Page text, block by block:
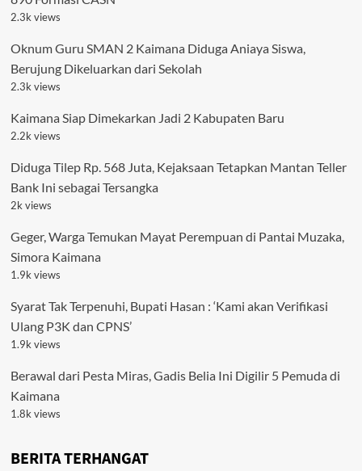
2.3k views
Oknum Guru SMAN 2 Kaimana Diduga Aniaya Siswa,
Berujung Dikeluarkan dari Sekolah
2.3k views
Kaimana Siap Dimekarkan Jadi 2 Kabupaten Baru
2.2k views
Diduga Tilep Rp. 568 Juta, Kejaksaan Tetapkan Mantan Teller
Bank Ini sebagai Tersangka
2k views
Geger, Warga Temukan Mayat Perempuan di Pantai Muzaka,
Simora Kaimana
1.9k views
Syarat Tak Terpenuhi, Bupati Hasan : ‘Kami akan Verifikasi
Ulang P3K dan CPNS’
1.9k views
Berawal dari Pesta Miras, Gadis Belia Ini Digilir 5 Pemuda di
Kaimana
1.8k views
BERITA TERHANGAT